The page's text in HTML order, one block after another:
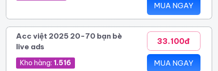
MUA NGAY
Acc việt 2025 20-70 bạn bè
live ads
Kho hàng: 1.516
33.100đ
MUA NGAY